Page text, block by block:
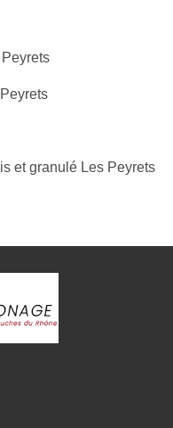
et granulé Les Peyrets